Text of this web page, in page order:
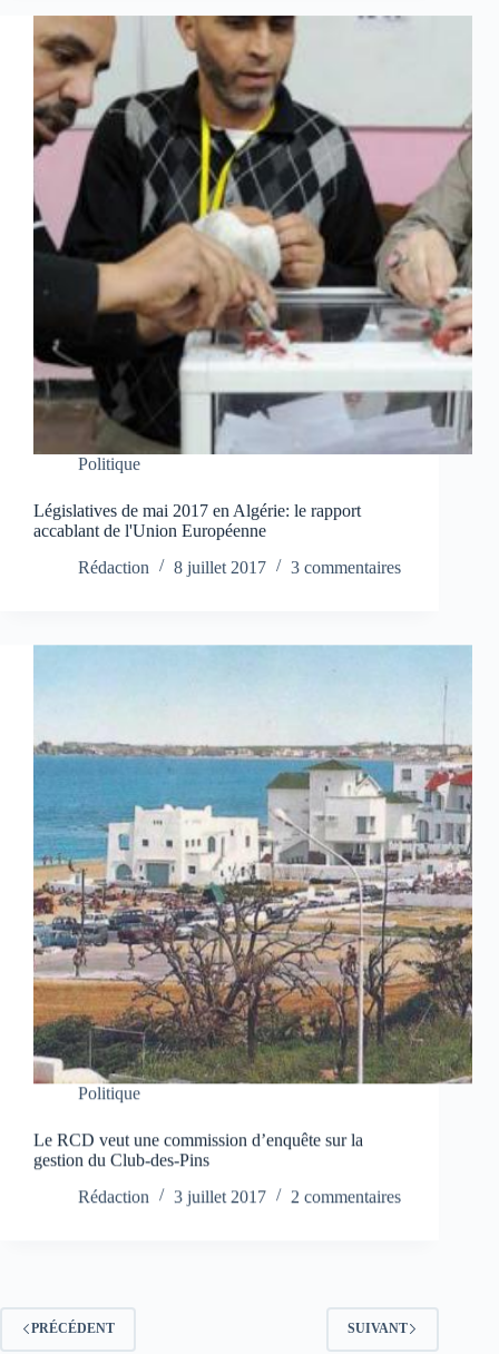
Politique
Législatives de mai 2017 en Algérie: le rapport
accablant de l'Union Européenne
Rédaction
8 juillet 2017 3 commentaires
Politique
Le RCD veut une commission d’enquête sur la
gestion du Club-des-Pins
Rédaction
3 juillet 2017 2 commentaires
PRÉCÉDENT SUIVANT